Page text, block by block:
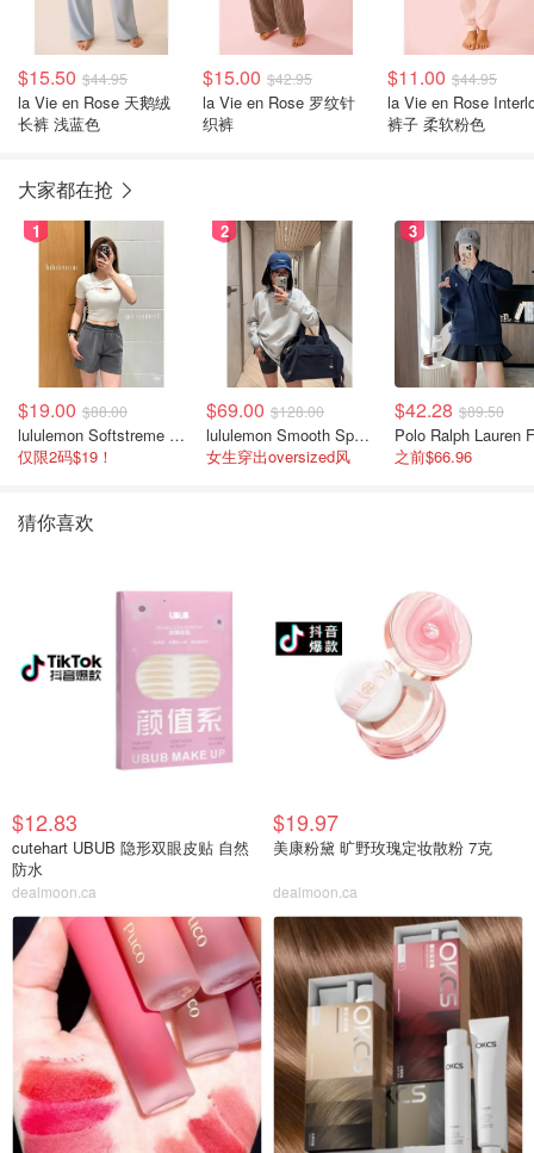
$15.50 $44.95
la Vie en Rose 天鹅绒
长裤 浅蓝色
$15.00 $42.95
la Vie en Rose 罗纹针
织裤
$11.00 $44.95
la Vie en Rose
裤子 柔软粉色
大家都在抢
1
$19.00 $88.00
lululemon Softstreme 女士高腰短裤 10cm
仅限2码$19！
2
$69.00 $128.00
lululemon Smooth Spacer 经典卫衣
女生穿出oversized风
3
$42.28 $89.50
之前$66.96
猜你喜欢
$12.83
cutehart UBUB 隐形双眼皮贴 自然
防水
dealmoon.ca
$19.97
美康粉黛 旷野玫瑰定妆散粉 7克
dealmoon.ca